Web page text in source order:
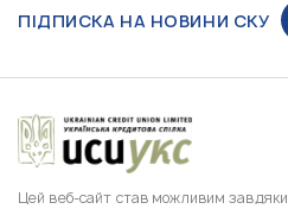
ПІДПИСКА НА НОВИНИ СКУ
Цей веб-сайт став можливим